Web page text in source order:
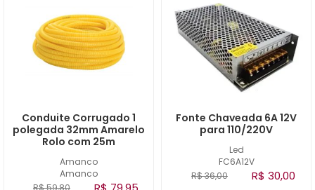
Amanco
Amanco
Conduite Corrugado 1
polegada 32mm Amarelo
Rolo com 25m
R$ 59,80
Led
FC6A12V
Fonte Chaveada 6A 12V
para 110/220V
R$ 36,00 R$ 30,00